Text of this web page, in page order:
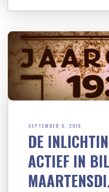
SEPTEMBER 6, 2018
DE
ACTIEF IN